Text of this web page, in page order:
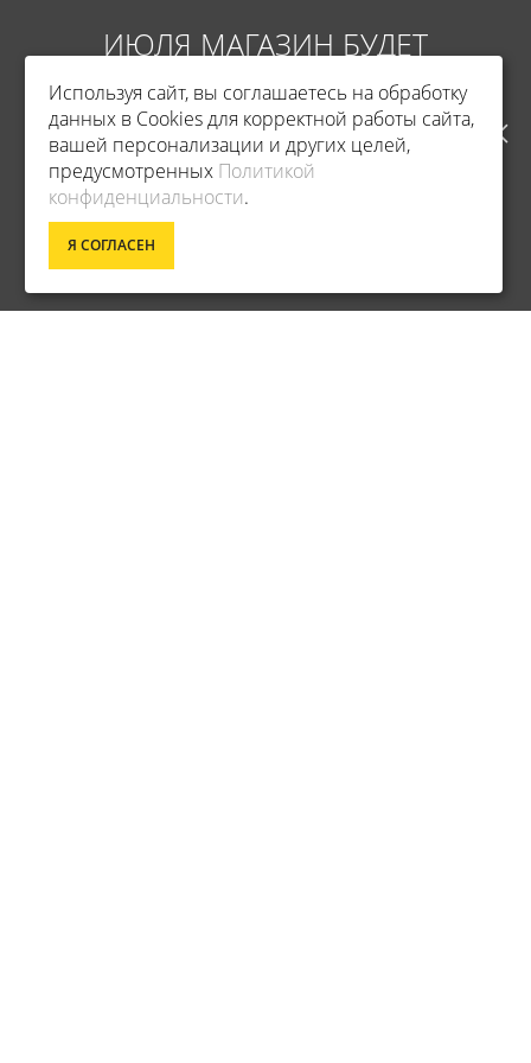
ИЮЛЯ МАГАЗИН БУДЕТ
РАБОТАТЬ ПО НОВОМУ
АДРЕСУ. ПОДРОБНАЯ
ИНФОРМАЦИЯ О ПЕРЕЕЗДЕ
Фирменный магазин Master
ИНФОРМАЦИЯ
УСЛОВИЯ ВОЗВРАТА
Используя сайт, вы соглашаетесь на обработку
данных в Cookies для корректной работы сайта,
вашей персонализации и других целей,
предусмотренных Политикой
конфиденциальности.
Я СОГЛАСЕН